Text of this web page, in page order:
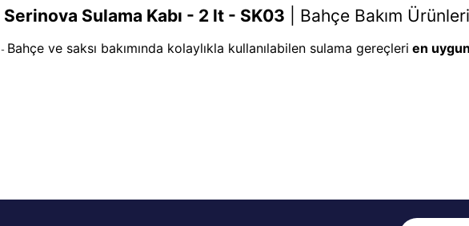
Serinova Sulama Kabı - 2 lt - SK03 Bahçe Bakım
- Bahçe ve saksı bakımında kolaylıkla kullanılabilen sulama gereçleri en